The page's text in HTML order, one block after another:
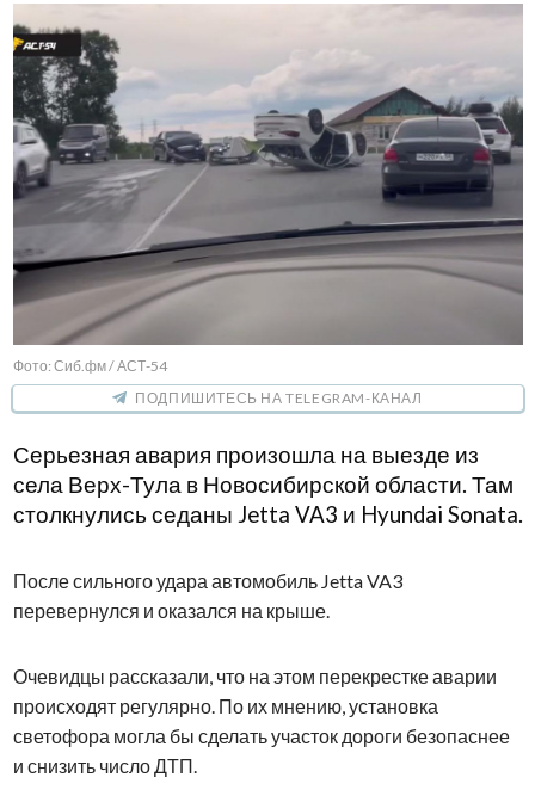
Фото: Сиб.фм / АСТ-54
ПОДПИШИТЕСЬ НА TELEGRAM-КАНАЛ
Серьезная авария произошла на выезде из
села Верх-Тула в Новосибирской области. Там
столкнулись седаны Jetta VA3 и Hyundai Sonata.
После сильного удара автомобиль Jetta VA3
перевернулся и оказался на крыше.
Очевидцы рассказали, что на этом перекрестке аварии
происходят регулярно. По их мнению, установка
светофора могла бы сделать участок дороги безопаснее
и снизить число ДТП.